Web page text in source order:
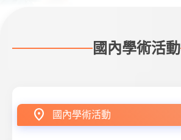
國內學術活動
location_on 國內學術活動